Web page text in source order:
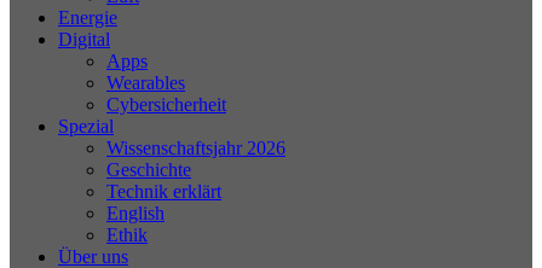
Energie
Digital
Apps
Wearables
Cybersicherheit
Spezial
Wissenschaftsjahr 2026
Geschichte
Technik erklärt
English
Ethik
Über uns